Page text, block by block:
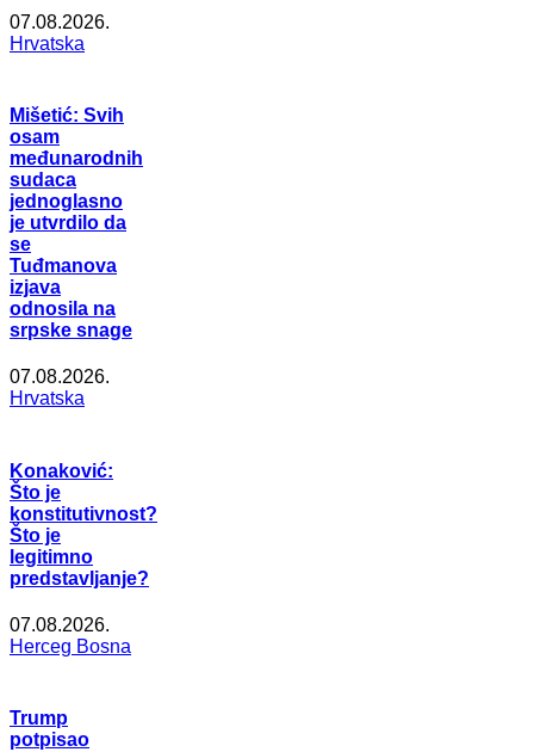
07.08.2026.
Hrvatska
Mišetić: Svih
osam
međunarodnih
sudaca
jednoglasno
je utvrdilo da
se
Tuđmanova
izjava
odnosila na
srpske snage
07.08.2026.
Hrvatska
Konaković:
Što je
konstitutivnost?
Što je
legitimno
predstavljanje?
07.08.2026.
Herceg Bosna
Trump
potpisao